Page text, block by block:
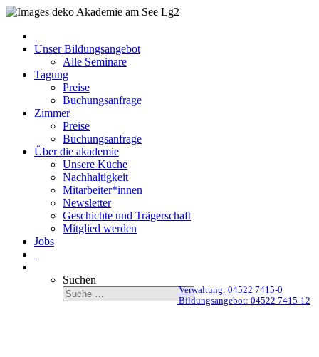
Unser Bildungsangebot
Alle Seminare
Tagung
Preise
Buchungsanfrage
Zimmer
Preise
Buchungsanfrage
Über die akademie
Unsere Küche
Nachhaltigkeit
Mitarbeiter*innen
Newsletter
Geschichte und Trägerschaft
Mitglied werden
Jobs
Suchen
Verwaltung: 04522 7415-0
Bildungsangebot: 04522 7415-12